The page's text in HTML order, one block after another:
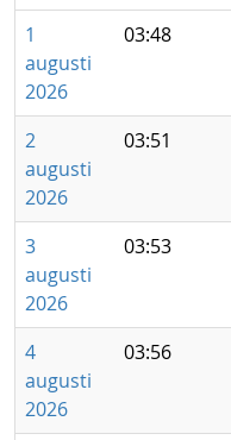
1
augusti
2026
03:48
2
augusti
2026
03:51
3
augusti
2026
03:53
4
augusti
2026
03:56